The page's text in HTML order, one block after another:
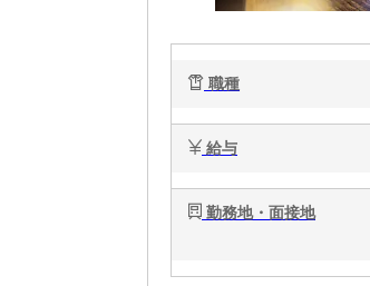
職種
給与
勤務地・面接地